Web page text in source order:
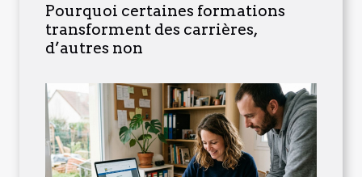
Pourquoi certaines formations
transforment des carrières,
d’autres non